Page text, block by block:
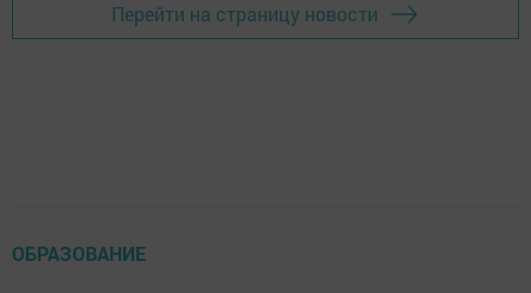
Перейти на страницу новости
ОБРАЗОВАНИЕ